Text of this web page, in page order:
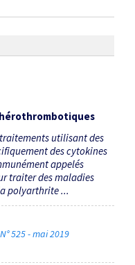
utilisant des
des cytokines
appelés
traiter des maladies
polyarthrite ...
525 - mai 2019